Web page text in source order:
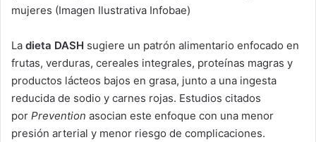
mujeres (Imagen Ilustrativa Infobae)
La dieta DASH sugiere un patrón alimentario enfocado en
frutas, verduras, cereales integrales, proteínas magras y
productos lácteos bajos en grasa, junto a una ingesta
reducida de sodio y carnes rojas. Estudios citados
por Prevention asocian este enfoque con una menor
presión arterial y menor riesgo de complicaciones.